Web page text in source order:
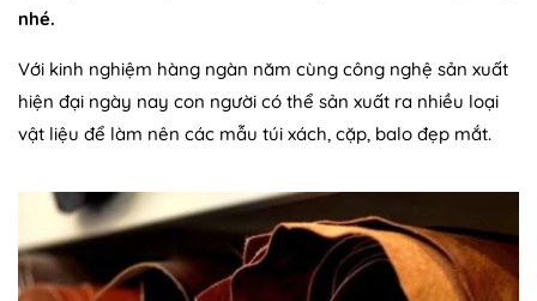
nhé.
Với kinh nghiệm hàng ngàn năm cùng công nghệ sản xuất
hiện đại ngày nay con người có thể sản xuất ra nhiều loại
vật liệu để làm nên các mẫu túi xách, cặp, balo đẹp mắt.